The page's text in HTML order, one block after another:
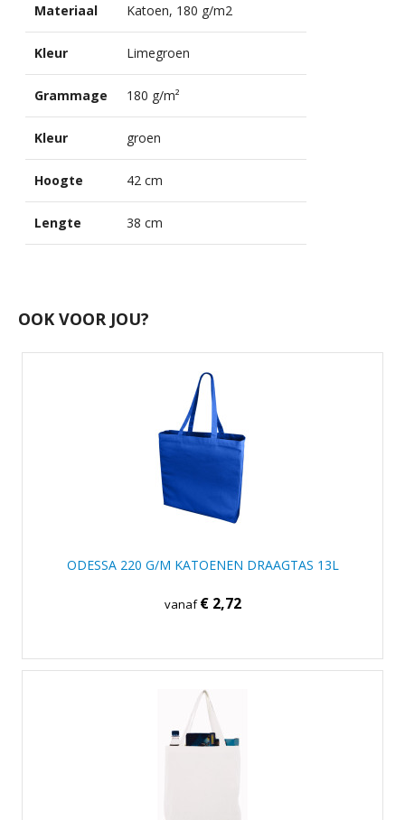
Materiaal Katoen, 180 g/m2
Kleur Limegroen
Grammage 180 g/m²
Kleur groen
Hoogte 42 cm
Lengte 38 cm
OOK VOOR JOU?
ODESSA 220 G/M KATOENEN DRAAGTAS 13L
vanaf€ 2,72